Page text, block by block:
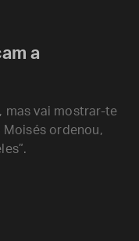
a
mas vai mostrar-te
ordenou,